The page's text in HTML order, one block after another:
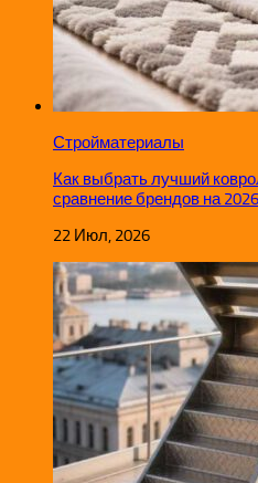
Стройматериалы
Как выбрать лучший
сравнение брендов на
22 Июл, 2026